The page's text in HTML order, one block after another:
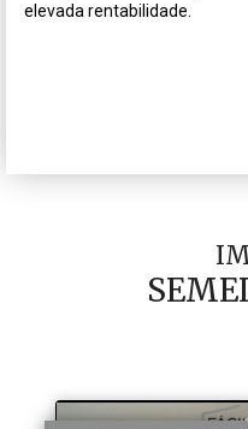
elevada rentabilidade.